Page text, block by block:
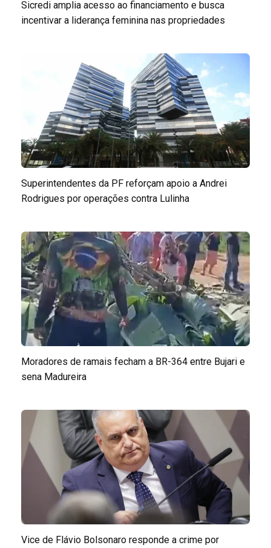
Sicredi amplia acesso ao financiamento e busca
incentivar a liderança feminina nas propriedades
Superintendentes da PF reforçam apoio a Andrei
Rodrigues por operações contra Lulinha
Moradores de ramais fecham a BR-364 entre Bujari e
sena Madureira
Vice de Flávio Bolsonaro responde a crime por